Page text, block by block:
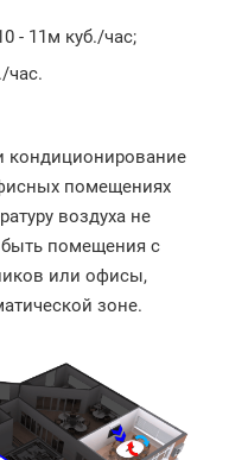
- 11м куб./час;
час.
кондиционирование
помещениях
воздуха не
помещения с
или офисы,
зоне.